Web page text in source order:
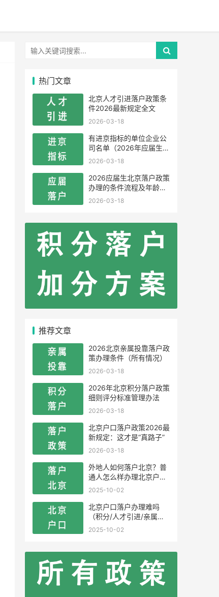
热门文章
北京人才引进落户政策条
件2026最新规定全文
2026-03-18
有进京指标的单位企业公
司名单（2026年应届生留
学生）
2026-03-18
2026应届生北京落户政策
办理的条件流程及年龄限
制
2026-03-18
推荐文章
2026北京亲属投靠落户政
策办理条件（所有情况）
2026-03-18
2026年北京积分落户政策
细则评分标准管理办法
2026-03-18
北京户口落户政策2026最
新规定：这才是“真路子”
2026-03-18
外地人如何落户北京？普
通人怎么样办理北京户
口？
2025-10-02
北京户口落户办理难吗
（积分/人才引进/亲属投
靠）
2025-10-02